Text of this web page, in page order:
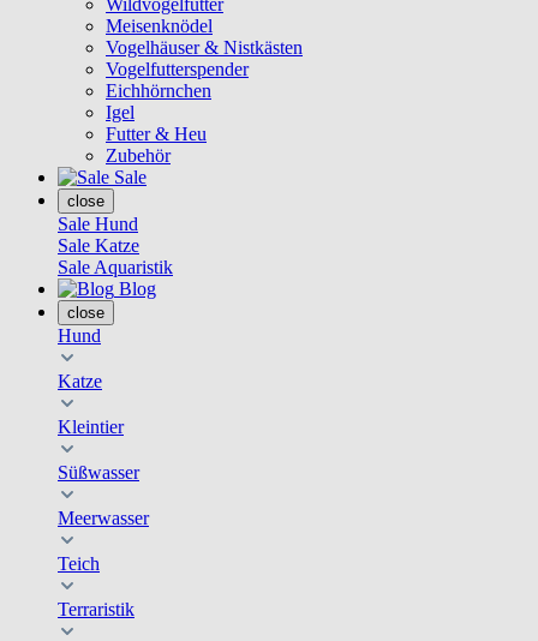
Wildvogelfutter
Meisenknödel
Vogelhäuser & Nistkästen
Vogelfutterspender
Eichhörnchen
Igel
Futter & Heu
Zubehör
Sale
close
Sale Hund
Sale Katze
Sale Aquaristik
Blog
close
Hund
Katze
Kleintier
Süßwasser
Meerwasser
Teich
Terraristik